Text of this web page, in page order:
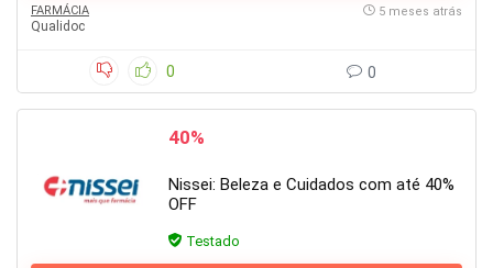
FARMÁCIA
Qualidoc
5 meses atrás
0 0
40%
Nissei: Beleza e Cuidados com até 40%
OFF
Testado